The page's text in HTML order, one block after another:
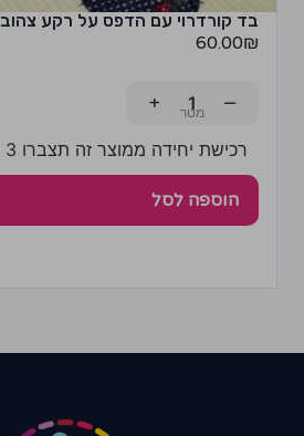
בד קורדרוי עם הדפס על רקע צהוב
60.00₪
−
+
רכישת יחידה ממוצר זה תצברו 3 נקודות!
הוספה לסל